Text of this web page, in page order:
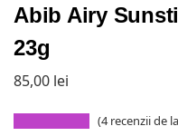
Abib Airy
23g
85,00 lei
(4recenzii de